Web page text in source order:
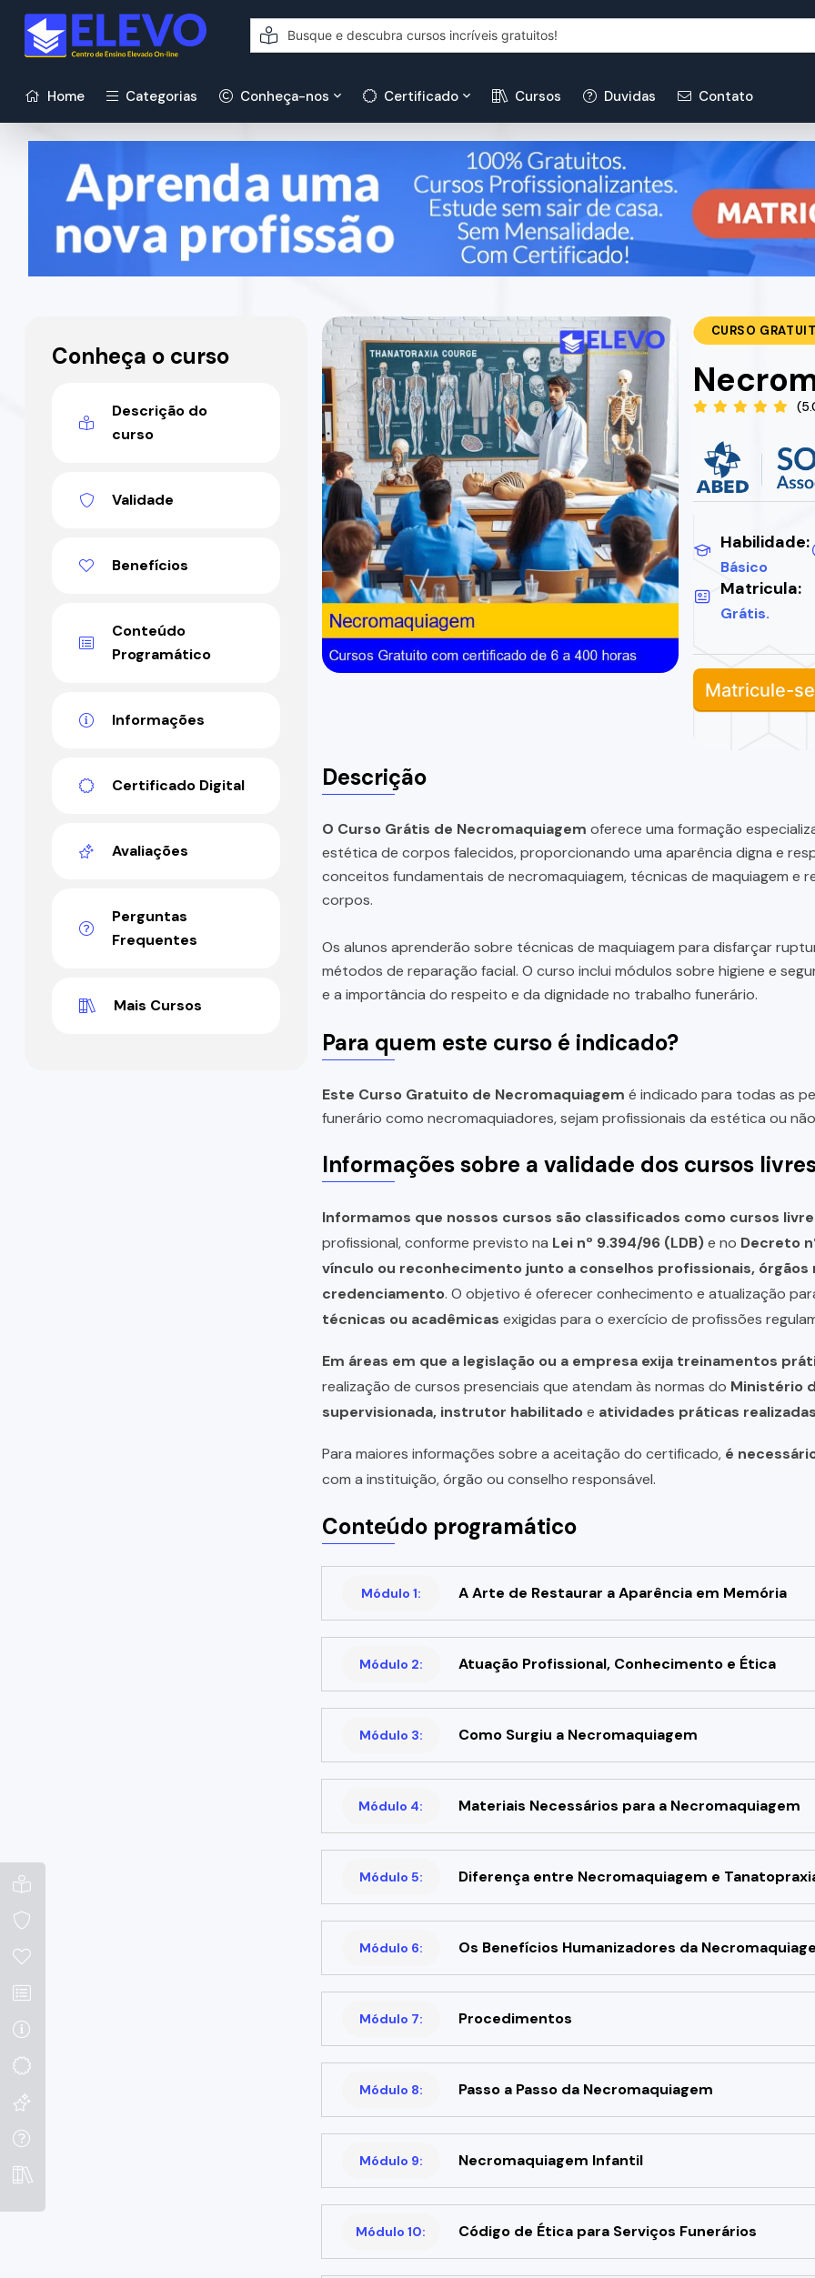
Home Categorias Conheça-nos Certificado Cursos Duvidas Contato
CURSO
Habilidade:
Básico
Matricula:
Grátis.
Matricule-se
Descrição
O Curso Grátis de Necromaquiagem oferece uma formação
estética de corpos falecidos, proporcionando uma aparência digna e
conceitos fundamentais de necromaquiagem, técnicas de maquiagem e
corpos.
Os alunos aprenderão sobre técnicas de maquiagem para disfarçar
métodos de reparação facial. O curso inclui módulos sobre higiene e
e a importância do respeito e da dignidade no trabalho funerário.
Para quem este curso é indicado?
Este Curso Gratuito de Necromaquiagem é indicado para todas as
funerário como necromaquiadores, sejam profissionais da estética ou
Informações sobre a validade dos cursos
Informamos que nossos cursos são classificados como cursos
profissional, conforme previsto na Lei nº 9.394/96 (LDB)e no Decreto
vínculo ou reconhecimento junto a conselhos profissionais,
credenciamento. O objetivo é oferecer conhecimento e atualização
técnicas ou acadêmicas exigidas para o exercício de profissões
Em áreas em que a legislação ou a empresa exija treinamentos
realização de cursos presenciais que atendam às normas do Ministério
supervisionada, instrutor habilitadoe atividades práticas
Para maiores informações sobre a aceitação do certificado, é
com a instituição, órgão ou conselho responsável.
Conteúdo programático
Módulo 1: A Arte de Restaurar a Aparência em Memória
Módulo 2: Atuação Profissional, Conhecimento e Ética
Módulo 3: Como Surgiu a Necromaquiagem
Módulo 4: Materiais Necessários para a Necromaquiagem
Módulo 5: Diferença entre Necromaquiagem e
Módulo 6: Os Benefícios Humanizadores da
Módulo 7: Procedimentos
Módulo 8: Passo a Passo da Necromaquiagem
Módulo 9: Necromaquiagem Infantil
Módulo 10: Código de Ética para Serviços Funerários
Conheça o curso
Descrição do
curso
Validade
Benefícios
Conteúdo
Programático
Informações
Certificado Digital
Avaliações
Perguntas
Frequentes
Mais Cursos